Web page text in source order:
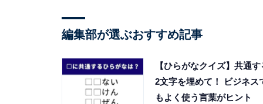
編集部が選ぶおすすめ記事
【ひらがなクイズ】共通す
2文字を埋めて！ ビジネス
もよく使う言葉がヒント